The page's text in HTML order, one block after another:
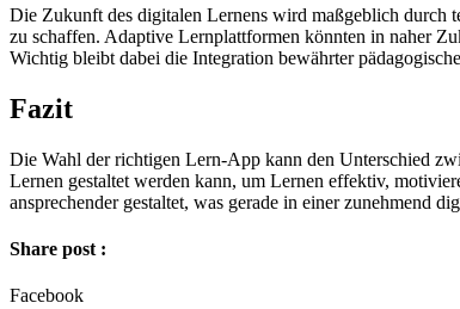
Die Zukunft des digitalen Lernens wird maßgeblich durch
zu schaffen. Adaptive Lernplattformen könnten in naher
Wichtig bleibt dabei die Integration bewährter
Fazit
Die Wahl der richtigen Lern-App kann den Unterschied
Lernen gestaltet werden kann, um Lernen effektiv,
ansprechender gestaltet, was gerade in einer zunehmend
Share post :
Facebook